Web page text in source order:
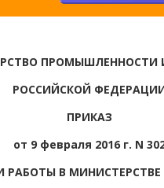
ПРОМЫШЛЕННОСТИ
РОССИЙСКОЙ
ПРИКАЗ
от 9 февраля 2016 г. N
РАБОТЫ В